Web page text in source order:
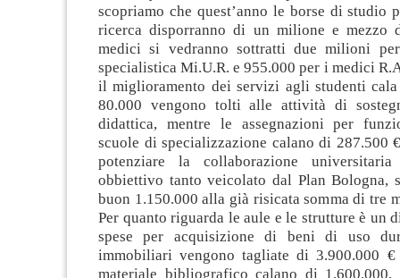
scopriamo che quest’anno le borse di studio
ricerca disporranno di un milione e
medici si vedranno sottratti due milioni
specialistica Mi.U.R. e 955.000 per i medici
il miglioramento dei servizi agli studenti
80.000 vengono tolti alle attività di
didattica, mentre le assegnazioni per
scuole di specializzazione calano di 287.500
potenziare la collaborazione universitaria
obbiettivo tanto veicolato dal Plan Bologna,
buon 1.150.000 alla già risicata somma di tre
Per quanto riguarda le aule e le strutture è un
spese per acquisizione di beni di uso
immobiliari vengono tagliate di 3.900.000
materiale bibliografico calano di 1.600.000,